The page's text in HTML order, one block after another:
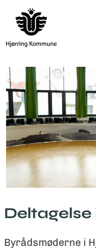
Byrådsmøderne i